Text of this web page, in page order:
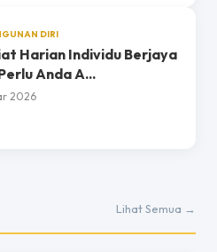
DIRI
Harian Individu Berjaya
Anda A...
2026
Lihat Semua →